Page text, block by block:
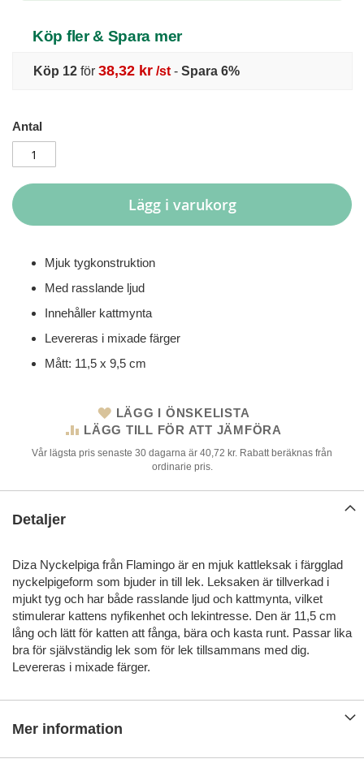
Köp fler & Spara mer
Köp 12 för 38,32 kr /st - Spara 6%
Antal
Lägg i varukorg
Mjuk tygkonstruktion
Med rasslande ljud
Innehåller kattmynta
Levereras i mixade färger
Mått: 11,5 x 9,5 cm
LÄGG I ÖNSKELISTA
LÄGG TILL FÖR ATT JÄMFÖRA
Vår lägsta pris senaste 30 dagarna är 40,72 kr. Rabatt beräknas från
ordinarie pris.
Detaljer
Diza Nyckelpiga från Flamingo är en mjuk kattleksak i färgglad
nyckelpigeform som bjuder in till lek. Leksaken är tillverkad i
mjukt tyg och har både rasslande ljud och kattmynta, vilket
stimulerar kattens nyfikenhet och lekintresse. Den är 11,5 cm
lång och lätt för katten att fånga, bära och kasta runt. Passar lika
bra för självständig lek som för lek tillsammans med dig.
Levereras i mixade färger.
Mer information